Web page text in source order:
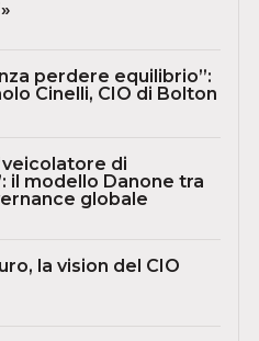
perdere equilibrio”:
Cinelli, CIO di Bolton
di
il modello Danone tra
globale
la vision del CIO